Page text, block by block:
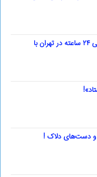
شماره اتوبوس دربستی ۲۴ ساعته در تهران با
و دست‌های دلاک !